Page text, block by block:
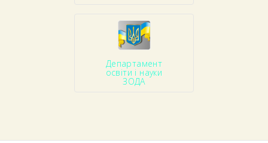
Департамент
освіти і науки
ЗОДА